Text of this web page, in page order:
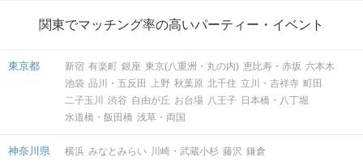
関東でマッチング率の高いパーティー・イベント
東京都 新宿 有楽町 銀座 東京(八重洲・丸の内) 恵比寿・赤坂 六本木
池袋 品川・五反田 上野 秋葉原 北千住 立川・吉祥寺 町田
二子玉川
渋谷 自由が丘 お台場 八王子 日本橋・八丁堀
水道橋・飯田橋 浅草・両国
神奈川県 横浜 みなとみらい 川崎・武蔵小杉 藤沢 鎌倉